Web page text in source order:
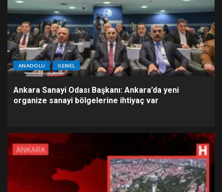
ANADOLU GENEL
Ankara Sanayi Odası Başkanı: Ankara’da yeni
organize sanayi bölgelerine ihtiyaç var